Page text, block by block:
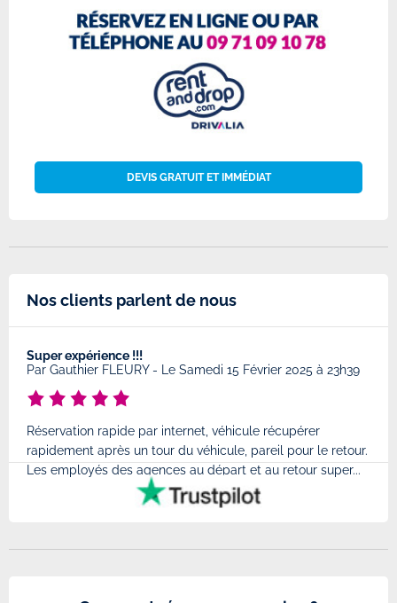
DEVIS GRATUIT ET IMMÉDIAT
Nos clients parlent de nous
Super expérience !!!
Par Gauthier FLEURY- Le Samedi 15 Février 2025 à 23h39
Réservation rapide par internet, véhicule récupérer
rapidement après un tour du véhicule, pareil pour le retour.
Les employés des agences au départ et au retour super...